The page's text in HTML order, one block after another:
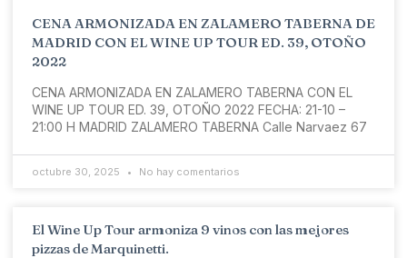
CENA ARMONIZADA EN ZALAMERO TABERNA DE
MADRID CON EL WINE UP TOUR ED. 39, OTOÑO
2022
CENA ARMONIZADA EN ZALAMERO TABERNA CON EL
WINE UP TOUR ED. 39, OTOÑO 2022 FECHA: 21-10 –
21:00 H MADRID ZALAMERO TABERNA Calle Narvaez 67
octubre 30, 2025 No hay comentarios
El Wine Up Tour armoniza 9 vinos con las mejores
pizzas de Marquinetti.